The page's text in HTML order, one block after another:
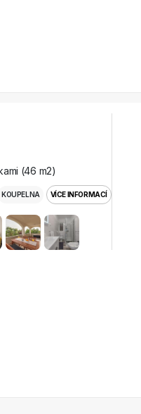
(46 m2)
KOUPELNA VÍCE INFORMACÍ